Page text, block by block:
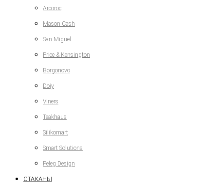
Arcoroc
Mason Cash
San Miguel
Price & Kensington
Borgonovo
Doiy
Viners
Teakhaus
Silikomart
Smart Solutions
Peleg Design
СТАКАНЫ